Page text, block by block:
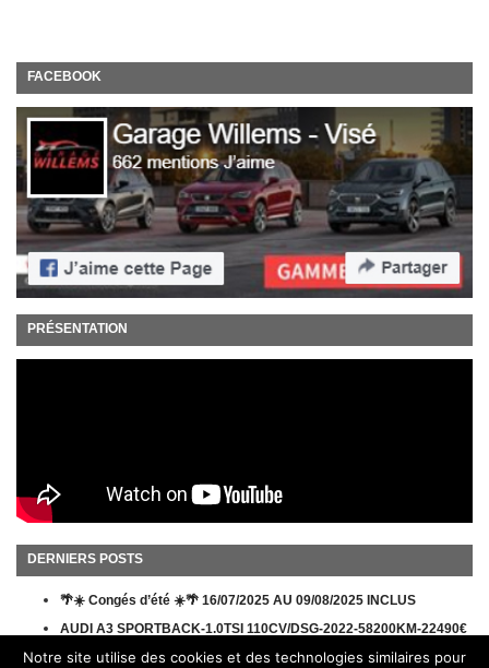
FACEBOOK
PRÉSENTATION
DERNIERS POSTS
🌴☀️ Congés d’été ☀️🌴 16/07/2025 AU 09/08/2025 INCLUS
AUDI A3 SPORTBACK-1.0TSI 110CV/DSG-2022-58200KM-22490€
ACTION REMBOURSEMENT MICHELIN
Notre site utilise des cookies et des technologies similaires pour